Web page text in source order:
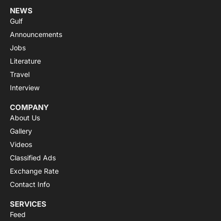
NEWS
Gulf
Announcements
Jobs
Literature
Travel
Interview
COMPANY
About Us
Gallery
Videos
Classified Ads
Exchange Rate
Contact Info
SERVICES
Feed